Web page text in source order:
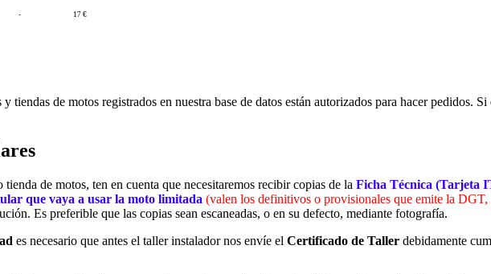
- 17 €
y tiendas de motos registrados en nuestra base de datos están autorizados para hacer pedidos.
de motos, ten en cuenta que necesitaremos recibir copias de la Ficha Técnica (Tarjeta
que vaya a usar la moto limitada (valen los definitivos o provisionales que emite la
Es preferible que las copias sean escaneadas, o en su defecto, mediante fotografía.
es necesario que antes el taller instalador nos envíe el Certificado de Taller debidamente